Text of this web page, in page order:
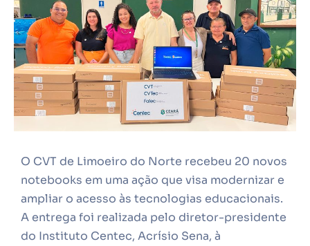
O CVT de Limoeiro do Norte recebeu 20 novos
notebooks em uma ação que visa modernizar e
ampliar o acesso às tecnologias educacionais.
A entrega foi realizada pelo diretor-presidente
do Instituto Centec, Acrísio Sena, à